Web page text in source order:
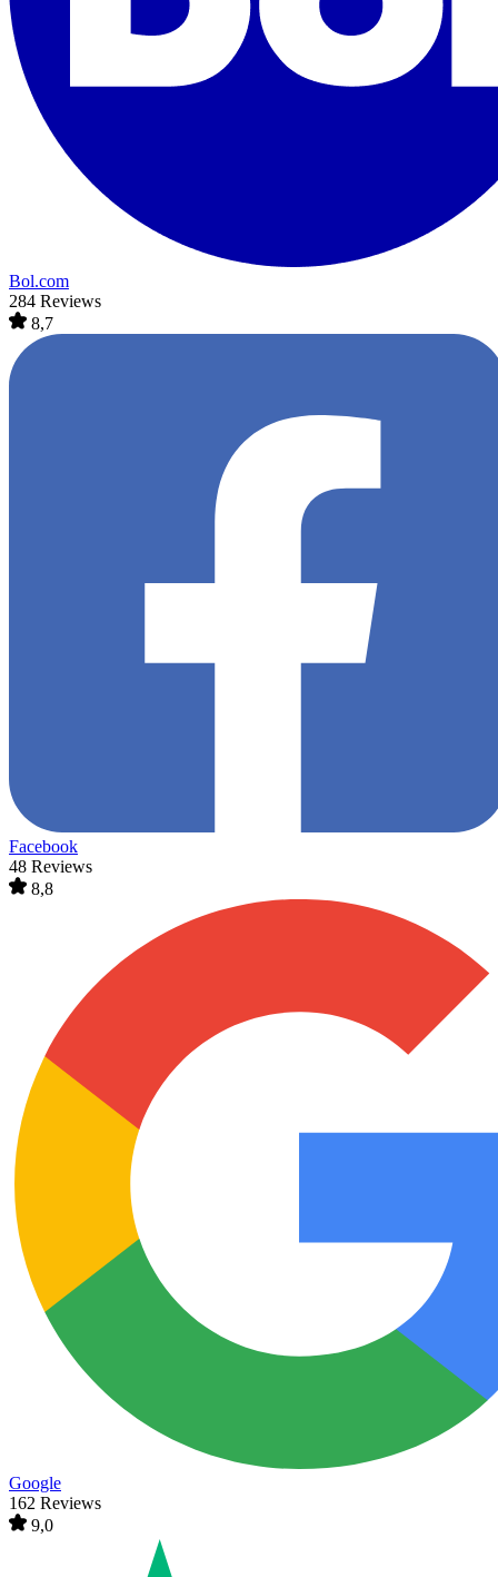
Bol.com
284 Reviews
8,7
Facebook
48 Reviews
8,8
Google
162 Reviews
9,0